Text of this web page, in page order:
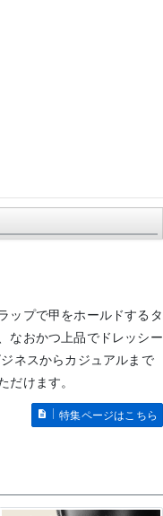
ップで甲をホールドするタ
なおかつ上品でドレッシー
ネスからカジュアルまで
けます。
特集ページはこちら